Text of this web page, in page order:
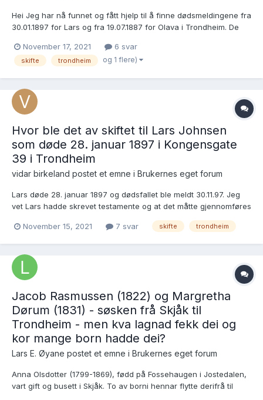
Hei Jeg har nå funnet og fått hjelp til å finne dødsmeldingene fra
30.01.1897 for Lars og fra 19.07.1887 for Olava i Trondheim. De
eller lignende som dekker perioden. Er det en lakune i
dokumentasjonen eller er det oppbevart...
November 17, 2021 6 svar
skifte trondheim og 1 flere)
Hvor ble det av skiftet til Lars Johnsen
som døde 28. januar 1897 i Kongensgate
39 i Trondheim
vidar birkeland postet et emne i Brukernes eget forum
Lars døde 28. januar 1897 og dødsfallet ble meldt 30.11.97. Jeg
vet Lars hadde skrevet testamente og at det måtte gjennomføres
hadde særkullsbarn og Lars bodde i et hus kjøpt av kona og
November 15, 2021 7 svar skifte trondheim
Jacob Rasmussen (1822) og Margretha
Dørum (1831) - søsken frå Skjåk til
Trondheim - men kva lagnad fekk dei og
kor mange born hadde dei?
Lars E. Øyane postet et emne i Brukernes eget forum
Anna Olsdotter (1799-1869), fødd på Fossehaugen i Jostedalen,
vart gift og busett i Skjåk. To av borni hennar flytte derifrå til